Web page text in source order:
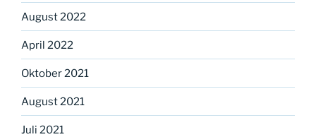
August 2022
April 2022
Oktober 2021
August 2021
Juli 2021